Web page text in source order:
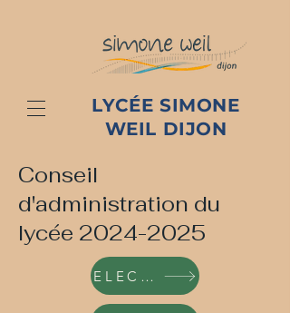
LYCÉE SIMONE
WEIL DIJON
Conseil
d'administration du
lycée 2024-2025
ELECTION DES REPRESENTANTS D'ELEVES AU CONSEIL D'ADMINISTRATION